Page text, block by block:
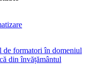
de formatori în domeniul
din învățământul